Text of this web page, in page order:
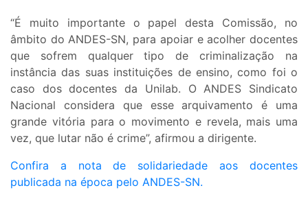
“É muito importante o papel desta Comissão, no
âmbito do ANDES-SN, para apoiar e acolher docentes
que sofrem qualquer tipo de criminalização na
instância das suas instituições de ensino, como foi o
caso dos docentes da Unilab. O ANDES Sindicato
Nacional considera que esse arquivamento é uma
grande vitória para o movimento e revela, mais uma
vez, que lutar não é crime”, afirmou a dirigente.
Confira a nota de solidariedade aos docentes
publicada na época pelo ANDES-SN.